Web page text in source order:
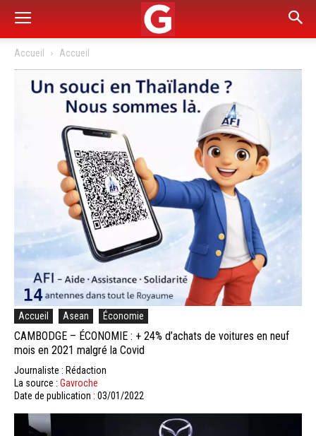
Accueil Accueil
Accueil Asean Économie
CAMBODGE – ÉCONOMIE : + 24% d’achats de voitures en neuf
mois en 2021 malgré la Covid
Journaliste : Rédaction
La source : Gavroche
Date de publication : 03/01/2022